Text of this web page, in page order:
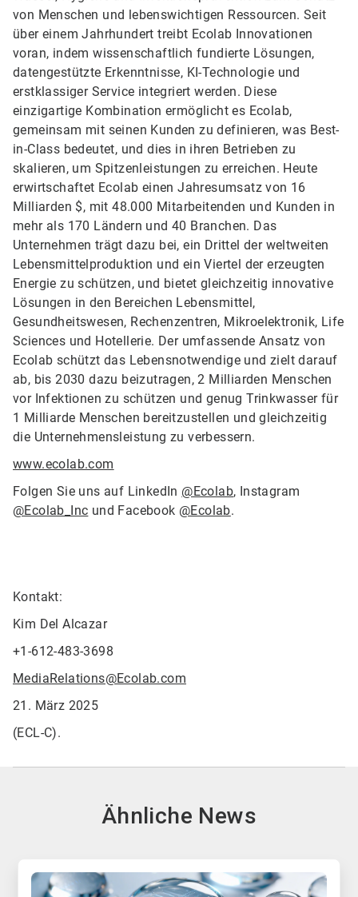
von Menschen und lebenswichtigen Ressourcen. Seit
über einem Jahrhundert treibt Ecolab Innovationen
voran, indem wissenschaftlich fundierte Lösungen,
datengestützte Erkenntnisse, KI-Technologie und
erstklassiger Service integriert werden. Diese
einzigartige Kombination ermöglicht es Ecolab,
gemeinsam mit seinen Kunden zu definieren, was Best-
in-Class bedeutet, und dies in ihren Betrieben zu
skalieren, um Spitzenleistungen zu erreichen. Heute
erwirtschaftet Ecolab einen Jahresumsatz von 16
Milliarden $, mit 48.000 Mitarbeitenden und Kunden in
mehr als 170 Ländern und 40 Branchen. Das
Unternehmen trägt dazu bei, ein Drittel der weltweiten
Lebensmittelproduktion und ein Viertel der erzeugten
Energie zu schützen, und bietet gleichzeitig innovative
Lösungen in den Bereichen Lebensmittel,
Gesundheitswesen, Rechenzentren, Mikroelektronik, Life
Sciences und Hotellerie. Der umfassende Ansatz von
Ecolab schützt das Lebensnotwendige und zielt darauf
ab, bis 2030 dazu beizutragen, 2 Milliarden Menschen
vor Infektionen zu schützen und genug Trinkwasser für
1 Milliarde Menschen bereitzustellen und gleichzeitig
die Unternehmensleistung zu verbessern.
www.ecolab.com
Folgen Sie uns auf LinkedIn @Ecolab, Instagram
@Ecolab_Inc und Facebook @Ecolab.
Kontakt:
Kim Del Alcazar
+1-612-483-3698
MediaRelations@Ecolab.com
21. März 2025
(ECL-C).
Ähnliche News